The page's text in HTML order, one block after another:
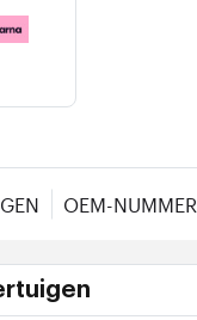
OEM-NUMMER